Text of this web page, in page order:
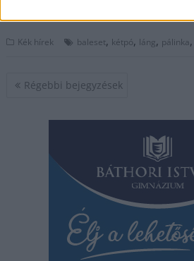
Kék hírek baleset, kétpó, láng, pálinka,
Bejegyzés
Régebbi bejegyzések